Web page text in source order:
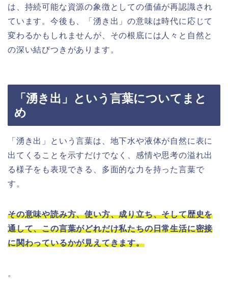
は、持続可能な資源の象徴としての価値が再認識され
ています。今後も、「湧き出」の意味は時代に応じて
変わるかもしれませんが、その根底には人々と自然と
の深い結びつきがあります。
「湧き出」という言葉についてまと
め
「湧き出」という言葉は、地下水や液体が自然に表に
出てくることを示すだけでなく、感情や思考の溢れ出
る様子をも表現できる、多面的な力を持った言葉で
す。
その意味や読み方、使い方、成り立ち、そして歴史を
通して、この言葉がどれだけ私たちの日常生活に密接
に関わっているかが見えてきます。
。